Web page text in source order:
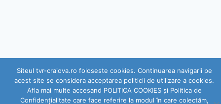
Siteul tvr-craiova.ro foloseste cookies. Continuarea navigarii pe
acest site se considera acceptarea politicii de utilizare a cookies.
Afla mai multe accesand POLITICA COOKIES și Politica de
Confidenţialitate care face referire la modul în care colectăm,